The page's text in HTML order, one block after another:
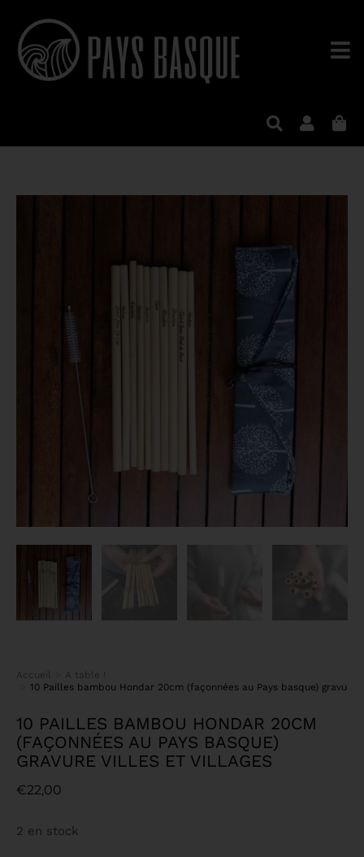
Vous êtes ici :
Accueil
A table !
10 Pailles bambou Hondar 20cm (façonnées au Pays basque) gravure
10 PAILLES BAMBOU HONDAR 20CM
(FAÇONNÉES AU PAYS BASQUE)
GRAVURE VILLES ET VILLAGES
€22,00
2 en stock